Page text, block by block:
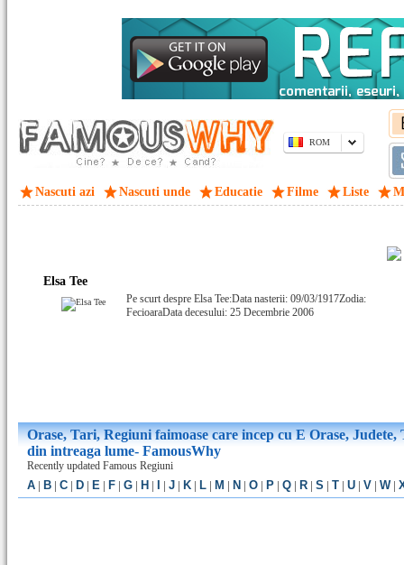
ROM
Nascuti azi Nascuti unde Educatie Filme Liste
Elsa Tee
Pe scurt despre Elsa Tee:Data nasterii: 09/03/1917Zodia:
FecioaraData decesului: 25 Decembrie 2006
Orase, Tari, Regiuni faimoase care incep cu E Orase,
din intreaga lume- FamousWhy
Recently updated Famous Regiuni
A | B | C | D | E | F | G | H | | J | K | L | M | N | O | P | Q | R | S | T | U | V | W|